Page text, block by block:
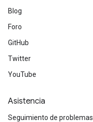
Blog
Foro
GitHub
Twitter
YouTube
Asistencia
Seguimiento de problemas